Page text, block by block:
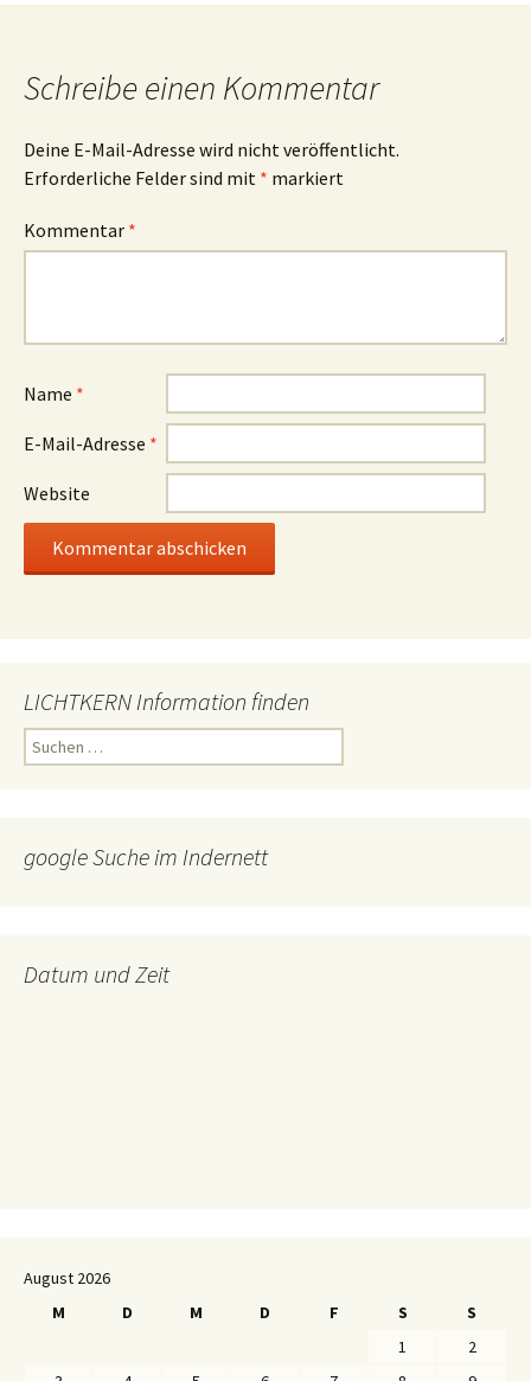
Schreibe einen Kommentar
Deine E-Mail-Adresse wird nicht veröffentlicht.
Erforderliche Felder sind mit * markiert
Kommentar *
Name *
E-Mail-Adresse *
Website
LICHTKERN Information finden
Suchen
nach:
google Suche im Indernett
Datum und Zeit
August 2026
M
D M D F S
S
1
2